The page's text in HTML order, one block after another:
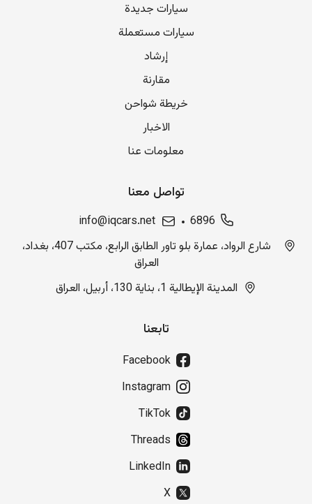
سيارات جديدة
سيارات مستعملة
إرشاد
مقارنة
خريطة شواحن
الاخبار
معلومات عنا
تواصل معنا
6896
info@iqcars.net
شارع الرواد، عمارة بلو تاور الطابق الرابع، مكتب 407، بغداد،
العراق
المدينة الإيطالية 1، بناية 130، أربيل، العراق
تابعنا
Facebook
Instagram
TikTok
Threads
LinkedIn
X